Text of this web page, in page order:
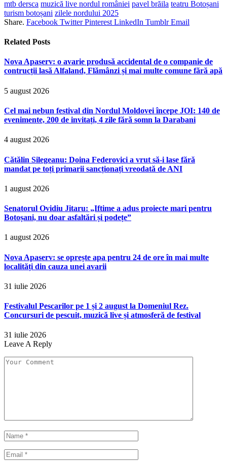
mtb dersca muzică live nordul româniei pavel brăila teatru Botoșani
turism botoșani zilele nordului 2025
Share. Facebook Twitter Pinterest LinkedIn Tumblr Email
Related Posts
Nova Apaserv: o avarie produsă accidental de o companie de
contrucții lasă Alfaland, Flămânzi și mai multe comune fără apă
5 august 2026
Cel mai nebun festival din Nordul Moldovei începe JOI: 140 de
evenimente, 200 de invitați, 4 zile fără somn la Darabani
4 august 2026
Cătălin Silegeanu: Doina Federovici a vrut să-i lase fără
mandat pe toți primarii sancționați vreodată de ANI
1 august 2026
Senatorul Ovidiu Jitaru: „Iftime a adus proiecte mari pentru
Botoșani, nu doar asfaltări și podețe”
1 august 2026
Nova Apaserv: se oprește apa pentru 24 de ore în mai multe
localități din cauza unei avarii
31 iulie 2026
Festivalul Pescarilor pe 1 și 2 august la Domeniul Rez.
Concursuri de pescuit, muzică live și atmosferă de festival
31 iulie 2026
Leave A Reply